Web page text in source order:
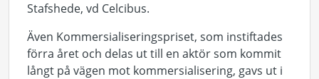
Stafshede, vd Celcibus.
Även Kommersialiseringspriset, som instiftades
förra året och delas ut till en aktör som kommit
långt på vägen mot kommersialisering, gavs ut i